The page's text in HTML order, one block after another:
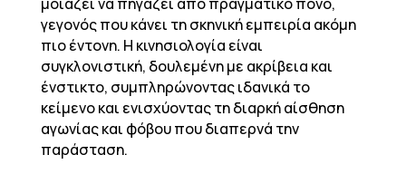
γεγονός που κάνει τη σκηνική εμπειρία ακόμη
πιο έντονη. Η κινησιολογία είναι
συγκλονιστική, δουλεμένη με ακρίβεια και
ένστικτο, συμπληρώνοντας ιδανικά το
κείμενο και ενισχύοντας τη διαρκή αίσθηση
αγωνίας και φόβου που διαπερνά την
παράσταση.